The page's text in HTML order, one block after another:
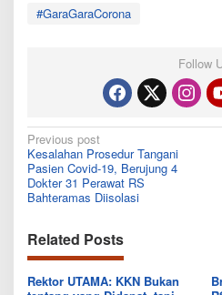
#GaraGaraCorona
Follow
Post
navigation
Previous post
Kesalahan Prosedur Tangani
Pasien Covid-19, Berujung 4
Dokter 31 Perawat RS
Bahteramas Diisolasi
Related Posts
Rektor UTAMA: KKN Bukan